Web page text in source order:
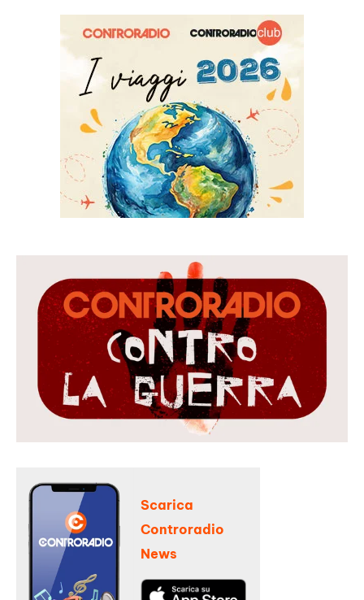
Scarica
Controradio
News